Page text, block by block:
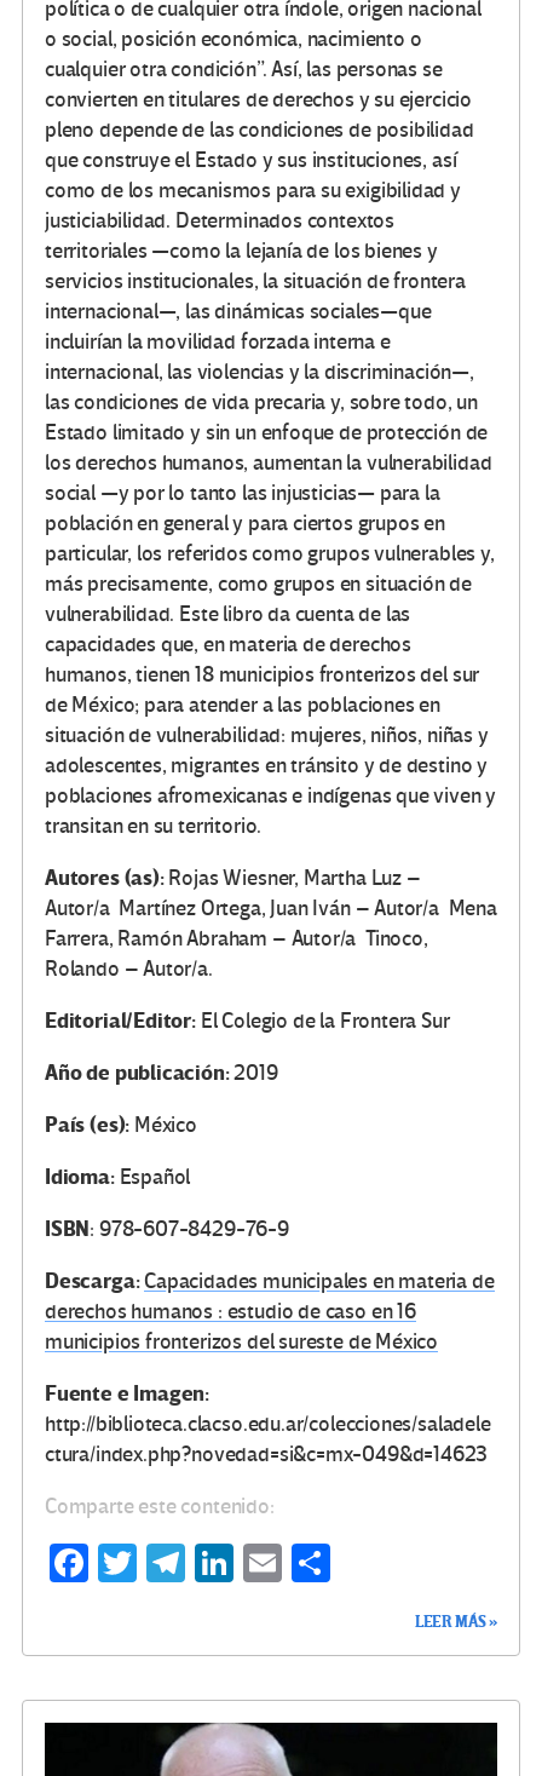
política o de cualquier otra índole, origen nacional
o social, posición económica, nacimiento o
cualquier otra condición”. Así, las personas se
convierten en titulares de derechos y su ejercicio
pleno depende de las condiciones de posibilidad
que construye el Estado y sus instituciones, así
como de los mecanismos para su exigibilidad y
justiciabilidad. Determinados contextos
territoriales —como la lejanía de los bienes y
servicios institucionales, la situación de frontera
internacional—, las dinámicas sociales—que
incluirían la movilidad forzada interna e
internacional, las violencias y la discriminación—,
las condiciones de vida precaria y, sobre todo, un
Estado limitado y sin un enfoque de protección de
los derechos humanos, aumentan la vulnerabilidad
social —y por lo tanto las injusticias— para la
población en general y para ciertos grupos en
particular, los referidos como grupos vulnerables y,
más precisamente, como grupos en situación de
vulnerabilidad. Este libro da cuenta de las
capacidades que, en materia de derechos
humanos, tienen 18 municipios fronterizos del sur
de México; para atender a las poblaciones en
situación de vulnerabilidad: mujeres, niños, niñas y
adolescentes, migrantes en tránsito y de destino y
poblaciones afromexicanas e indígenas que viven y
transitan en su territorio.
Autores (as):Rojas Wiesner, Martha Luz –
Autor/a Martínez Ortega, Juan Iván – Autor/a Mena
Farrera, Ramón Abraham – Autor/a Tinoco,
Rolando – Autor/a.
Editorial/Editor:El Colegio de la Frontera Sur
Año de publicación:2019
País (es): México
Idioma:Español
ISBN: 978-607-8429-76-9
Descarga:Capacidades municipales en materia de
derechos humanos : estudio de caso en 16
municipios fronterizos del sureste de México
Fuente e Imagen:
http://biblioteca.clacso.edu.ar/colecciones/saladele
ctura/index.php?novedad=si&c=mx-049&d=14623
Comparte este contenido:
Fa
o
T
Te
m
Li
n
E
ar
LEER MÁS »